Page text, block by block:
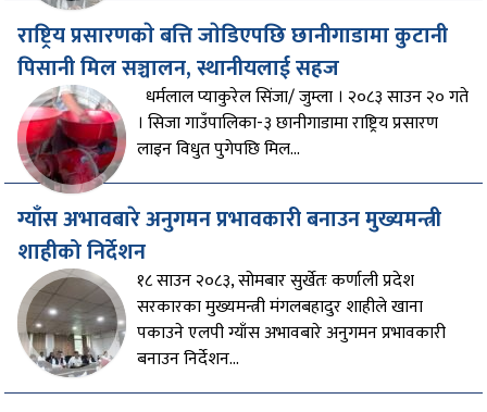
राष्ट्रिय प्रसारणकाे बत्ति जाेडिएपछि छानीगाडामा कुटानी
पिसानी मिल सञ्चालन, स्थानीयलाई सहज
धर्मलाल प्याकुरेल सिंजा/ जुम्ला । २०८३ साउन २० गते
। सिजा गाउँपालिका-३ छानीगाडामा राष्ट्रिय प्रसारण
लाइन विधुत पुगेपछि मिल...
ग्याँस अभावबारे अनुगमन प्रभावकारी बनाउन मुख्यमन्त्री
शाहीको निर्देशन
१८ साउन २०८३, सोमबार सुर्खेतः कर्णाली प्रदेश
सरकारका मुख्यमन्त्री मंगलबहादुर शाहीले खाना
पकाउने एलपी ग्याँस अभावबारे अनुगमन प्रभावकारी
बनाउन निर्देशन...